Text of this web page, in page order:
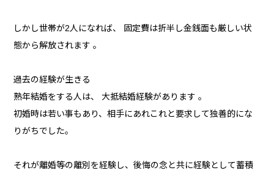
しかし世帯が2人になれば、 固定費は折半し金銭面も厳しい状
態から解放されます 。
過去の経験が生きる
熟年結婚をする人は、 大抵結婚経験があります 。
初婚時は若い事もあり、相手にあれこれと要求して独善的にな
りがちでした。
それが離婚等の離別を経験し、後悔の念と共に経験として蓄積